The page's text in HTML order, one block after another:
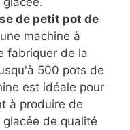
de petit pot de
machine à
fabriquer de la
500 pots de
est idéale pour
à produire de
de qualité